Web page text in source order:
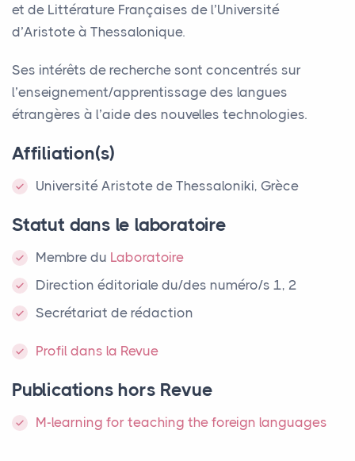
et de Littérature Françaises de l’Université
d’Aristote à Thessalonique.
Ses intérêts de recherche sont concentrés sur
l’enseignement/apprentissage des langues
étrangères à l’aide des nouvelles technologies.
Affiliation(s)
Université Aristote de Thessaloniki, Grèce
Statut dans le laboratoire
Membre du Laboratoire
Direction éditoriale du/des numéro/s 1, 2
Secrétariat de rédaction
Profil dans la Revue
Publications hors Revue
M-learning for teaching the foreign languages